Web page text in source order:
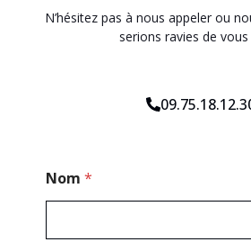
N’hésitez pas à nous appeler ou
serions ravies de vous
Nom *